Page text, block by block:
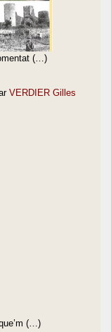
(…)
VERDIER Gilles
(…)